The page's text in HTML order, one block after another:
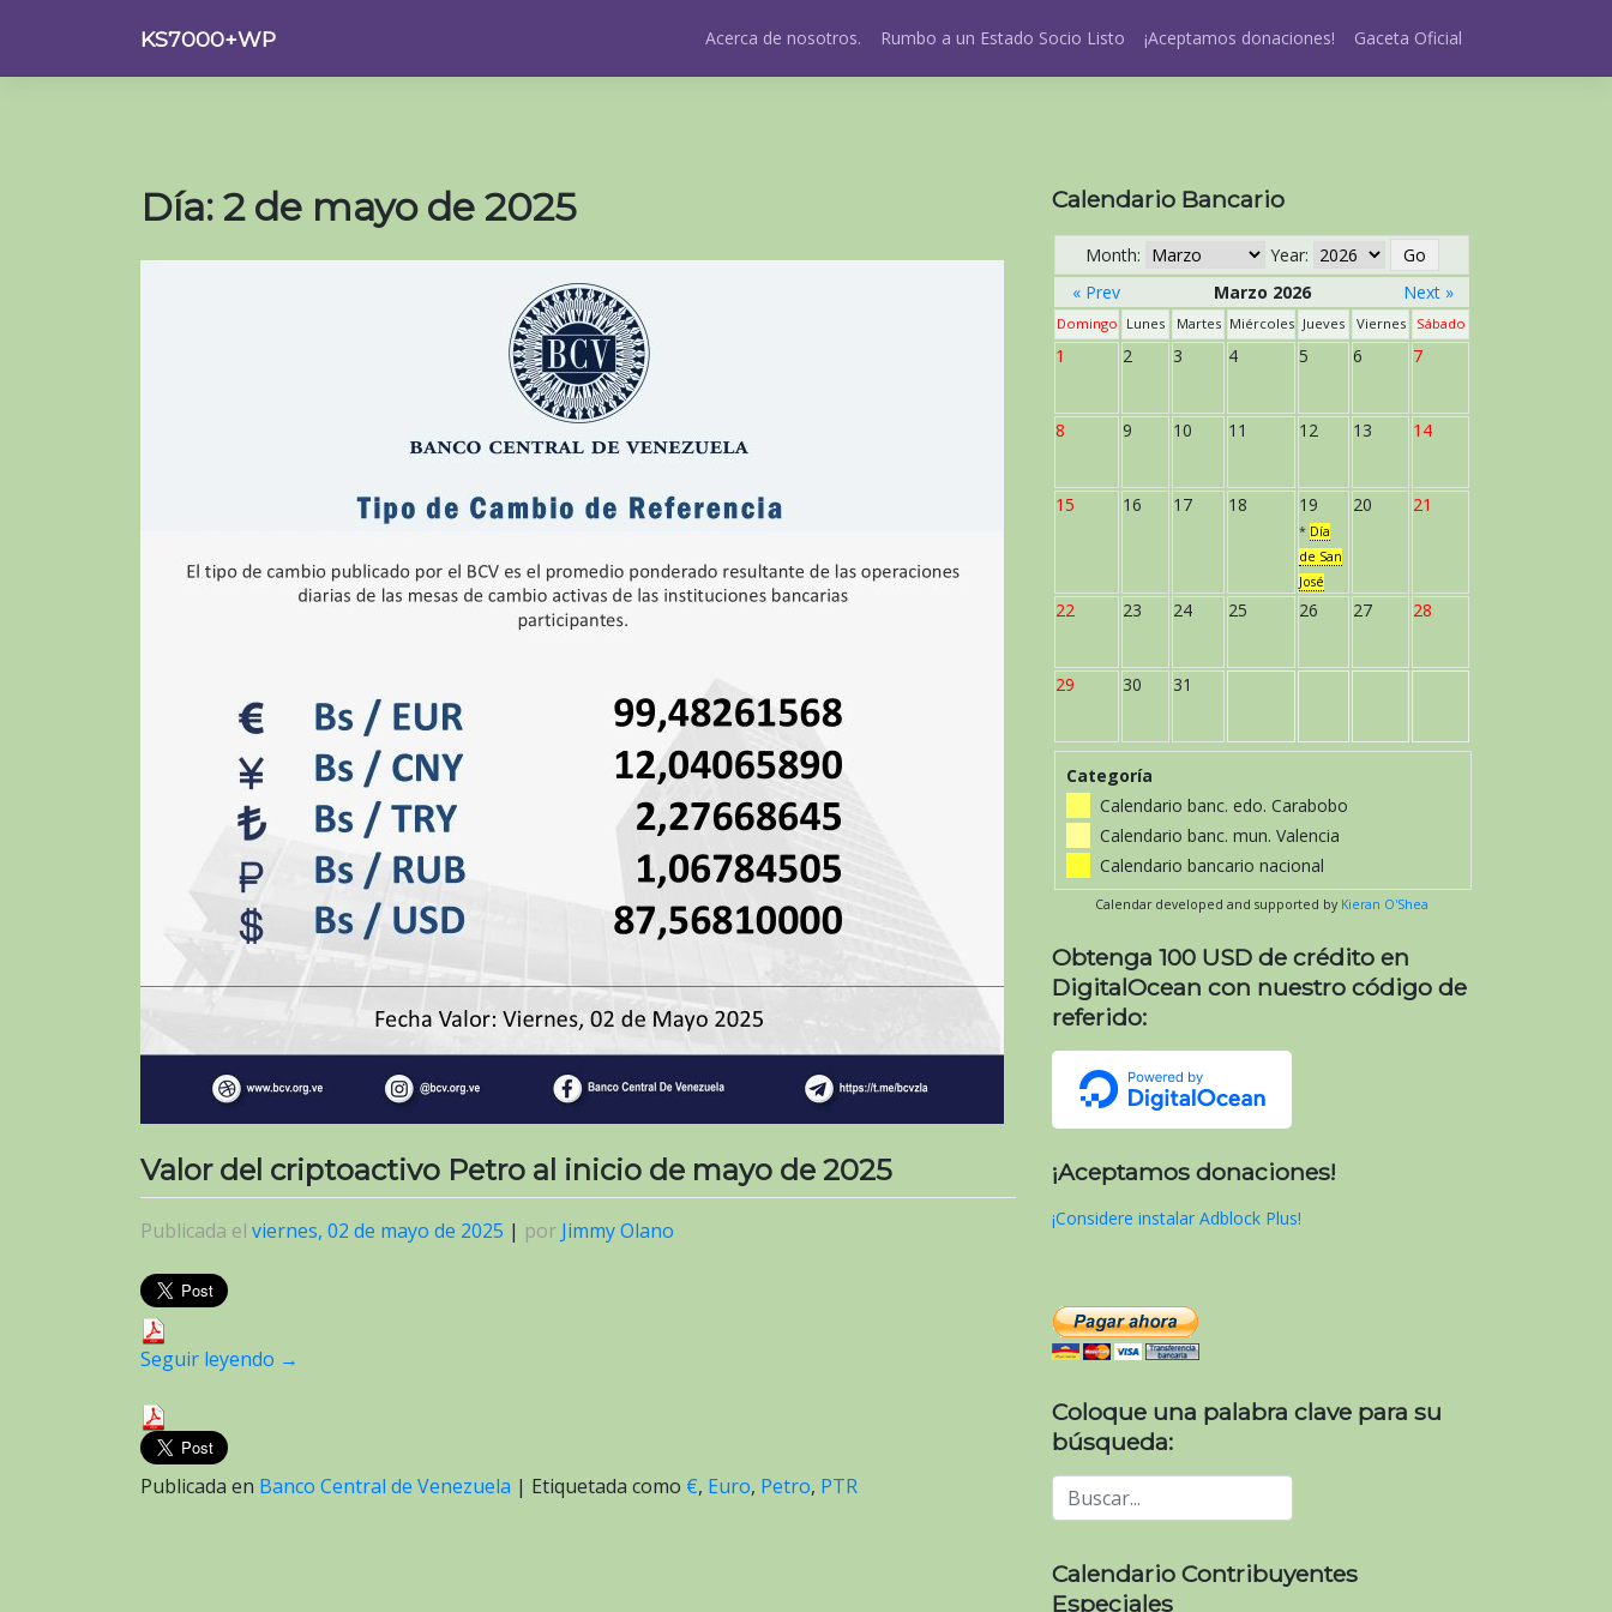
contenido
KS7000+WP Acerca de nosotros. Rumbo a un Estado Socio Listo ¡Aceptamos donaciones! Gaceta Oficial
Día: 2 de mayo de 2025
Valor del criptoactivo Petro al inicio de mayo de 2025
Publicada el viernes, 02 de mayo de 2025 | por Jimmy Olano
Seguir leyendo →
Publicada en Banco Central de Venezuela | Etiquetada como €, Euro, Petro, PTR
Calendario Bancario
Month:
Year:
« Prev
Marzo 2026 Next »
Domingo Lunes Martes Miércoles Jueves Viernes Sábado
1 2 3 4 5 6 7
8 9 10 11 12 13 14
15 16 17 18 19
* Día
de San
José
20 21
22 23 24 25 26 27 28
29 30 31
Categoría
Calendario banc. edo. Carabobo
Calendario banc. mun. Valencia
Calendario bancario nacional
Calendar developed and supported by Kieran O'Shea
Obtenga 100 USD de crédito en
DigitalOcean con nuestro código de
referido:
¡Aceptamos donaciones!
¡Considere instalar Adblock Plus!
Coloque una palabra clave para su
búsqueda:
Calendario Contribuyentes
Especiales